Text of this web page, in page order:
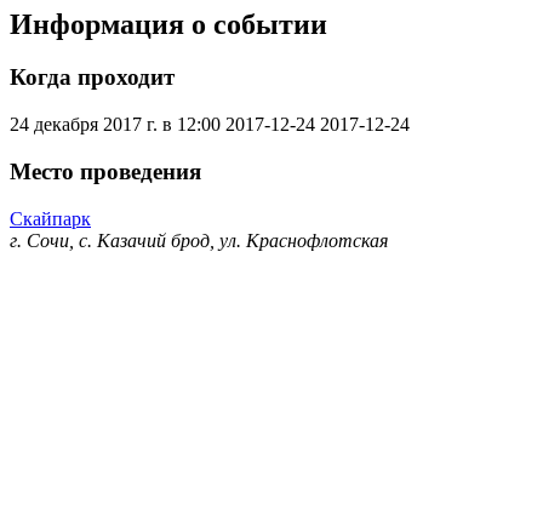
Информация о событии
Когда проходит
24 декабря 2017 г. в 12:00 2017-12-24 2017-12-24
Место проведения
Скайпарк
г. Сочи, с. Казачий брод, ул. Краснофлотская